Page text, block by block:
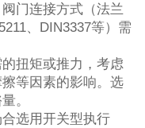
门连接方式（法兰
、DIN3337等）需
扭矩或推力，考虑
等因素的影响。选
。
选用开关型执行